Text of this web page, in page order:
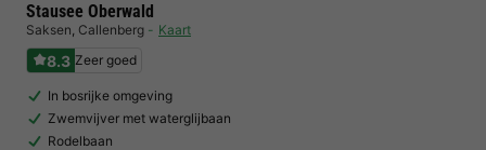
Stausee Oberwald
Saksen, Callenberg Kaart
8.3 Zeer goed
In bosrijke omgeving
Zwemvijver met waterglijbaan
Rodelbaan